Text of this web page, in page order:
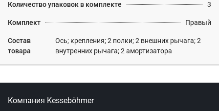
Количество упаковок в комплекте 3
Комплект Правый
Состав
товара
Ось; крепления; 2 полки; 2 внешних рычага; 2
внутренних рычага; 2 амортизатора
Компания Kesseböhmer